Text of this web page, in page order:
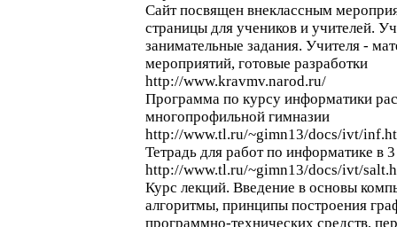
Сайт посвящен внеклассным
страницы для учеников и учителей.
занимательные задания. Учителя -
мероприятий, готовые разработки
http://www.kravmv.narod.ru/
Программа по курсу информатики
многопрофильной гимназии
http://www.tl.ru/~gimn13/docs/ivt/
Тетрадь для работ по информатике в
http://www.tl.ru/~gimn13/docs/ivt/
Курс лекций. Введение в основы
алгоритмы, принципы построения
программно-технических средств,